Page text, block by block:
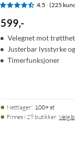
4.5 (225
599,-
Velegnet mot trøtthet
Justerbar lysstyrke
Timerfunksjoner
Nettlager: 100+ st
Finnes i 29 butikker. Velg